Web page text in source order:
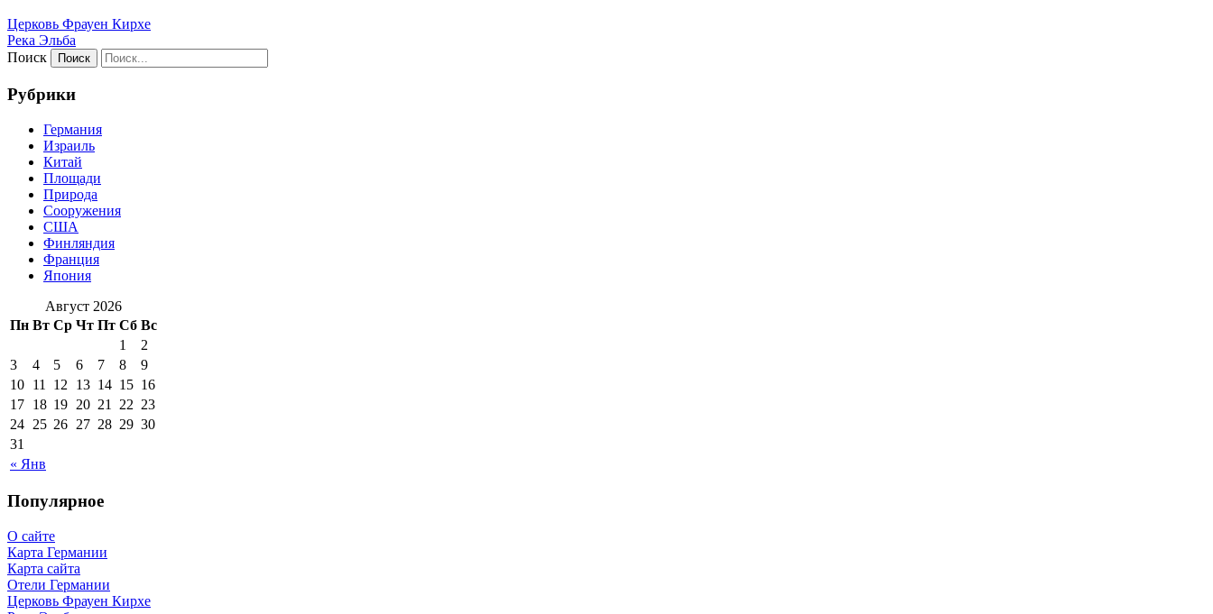
Церковь Фрауен Кирхе
Река Эльба
Поиск
Рубрики
Германия
Израиль
Китай
Площади
Природа
Сооружения
США
Финляндия
Франция
Япония
Август 2026
Пн Вт Ср Чт Пт Сб Вс
« Янв
1
2
3
4 5 6 7 8
9
10 11 12 13 14 15 16
17 18 19 20 21 22 23
24 25 26 27 28 29 30
31
Популярное
О сайте
Карта Германии
Карта сайта
Отели Германии
Церковь Фрауен Кирхе